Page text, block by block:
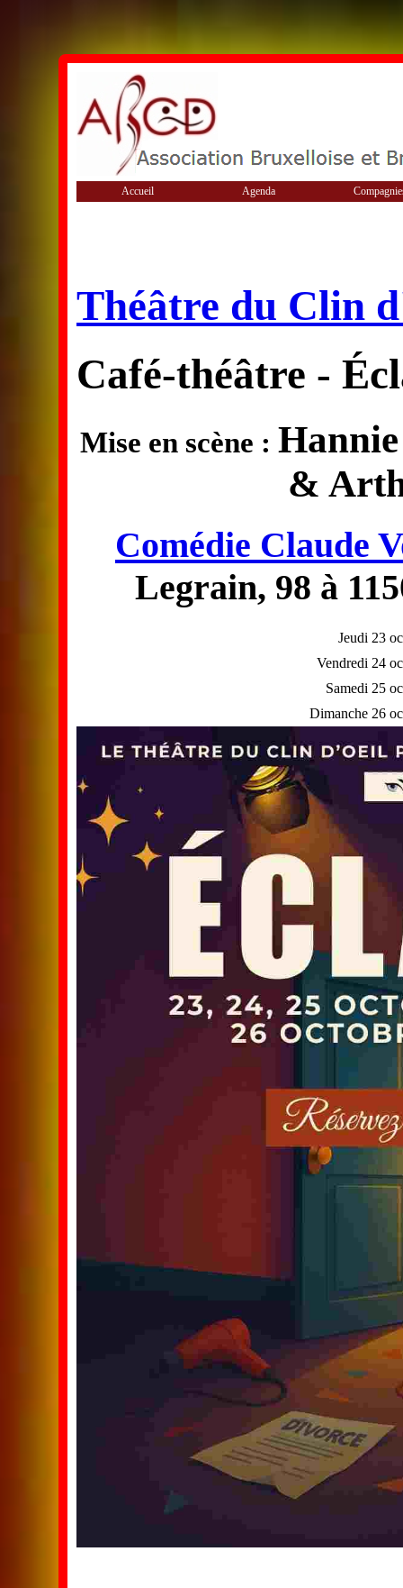
Accueil Agenda
Théâtre du Clin
Café-théâtre -
Mise en scène :
&
Comédie Claude
Legrain, 98 à
Jeudi 23
Vendredi 24
Samedi 25
Dimanche 26